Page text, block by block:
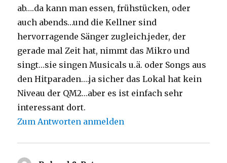
ab….da kann man essen, frühstücken, oder
auch abends…und die Kellner sind
hervorragende Sänger zugleich.jeder, der
gerade mal Zeit hat, nimmt das Mikro und
singt…sie singen Musicals u.ä. oder Songs aus
den Hitparaden….ja sicher das Lokal hat kein
Niveau der QM2…aber es ist einfach sehr
interessant dort.
Zum Antworten anmelden